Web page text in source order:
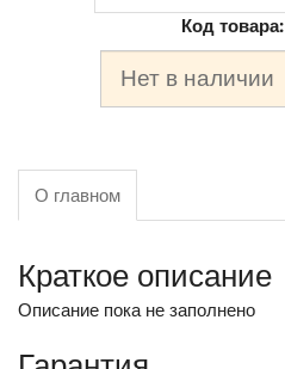
Код товара:
Нет в наличии
О главном
Краткое описание
Описание пока не заполнено